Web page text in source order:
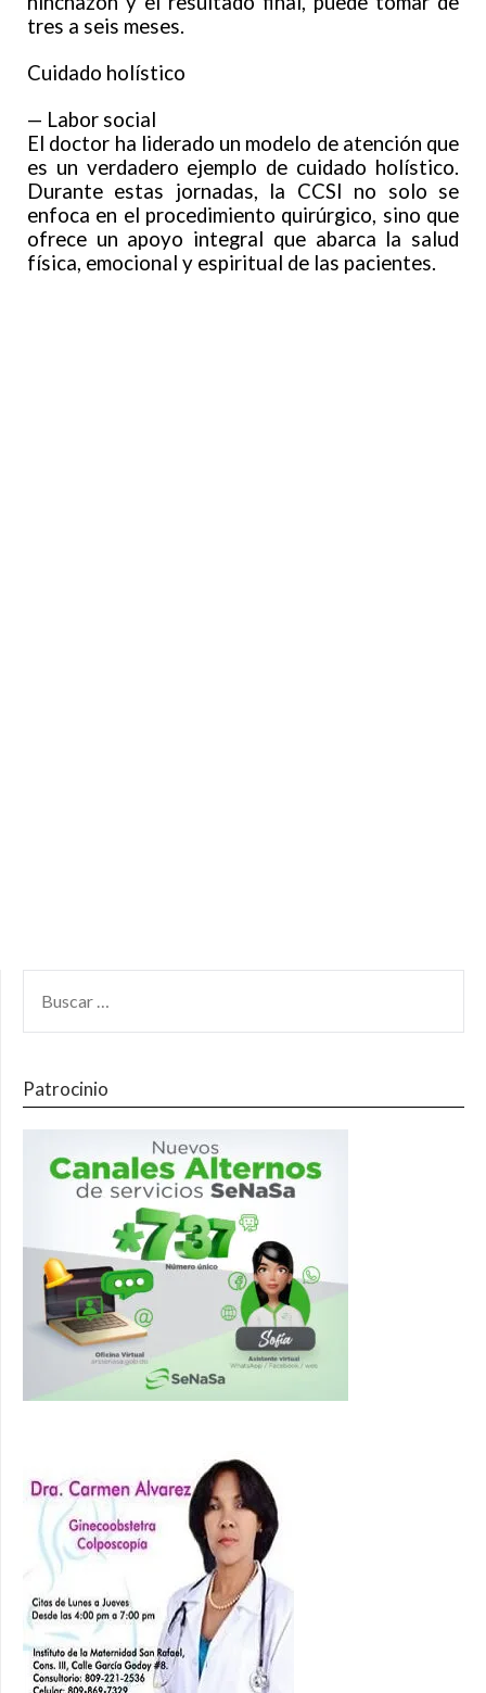
tres a seis meses.
Cuidado holístico
— Labor social
El doctor ha liderado un modelo de atención que
es un verdadero ejemplo de cuidado holístico.
Durante estas jornadas, la CCSI no solo se
enfoca en el procedimiento quirúrgico, sino que
ofrece un apoyo integral que abarca la salud
física, emocional y espiritual de las pacientes.
Patrocinio